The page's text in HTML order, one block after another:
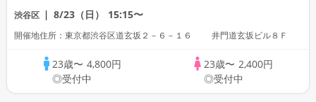
「高身長」「家庭的」「一部上場企業」
「大手企業」「公務員」「警察官」「自
渋谷区 8/23（日） 15:15〜
開催地住所：東京都渋谷区道玄坂２－６－１６ 井門道玄坂ビル８Ｆ
23歳〜 4,800円
◎受付中
23歳〜 2,400円
◎受付中